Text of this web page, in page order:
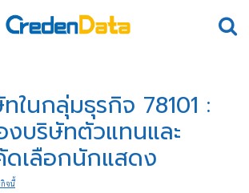
ในกลุ่มธุรกิจ 78101 :
บริษัทตัวแทนและ
ดเลือกนักแสดง
จนี้